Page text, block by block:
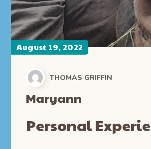
August 19, 2022
THOMAS GRIFFIN
Maryann
Personal